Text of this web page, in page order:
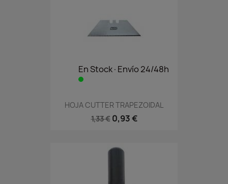
En Stock·Envío 24/48h
HOJA CUTTER TRAPEZOIDAL
1,33 € 0,93 €